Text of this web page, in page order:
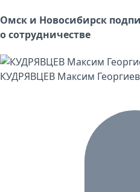
Омск и Новосибирск
о сотрудничестве
КУДРЯВЦЕВ Максим